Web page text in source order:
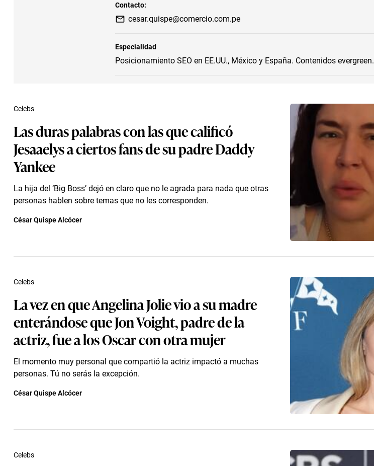
Contacto:
cesar.quispe@comercio.com.pe
Especialidad
Posicionamiento SEO en EE.UU., México y España. Contenidos evergreen.
Las duras palabras con las que calificó
Jesaaelys a ciertos fans de su padre Daddy
Yankee
La hija del ‘Big Boss’ dejó en claro que no le agrada para nada que otras
personas hablen sobre temas que no les corresponden.
Celebs
César Quispe Alcócer
La vez en que Angelina Jolie vio a su madre
enterándose que Jon Voight, padre de la
actriz, fue a los Oscar con otra mujer
El momento muy personal que compartió la actriz impactó a muchas
personas. Tú no serás la excepción.
Celebs
César Quispe Alcócer
Celebs